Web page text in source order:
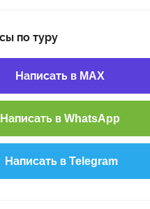
по туру
Написать в MAX
Написать в WhatsApp
Написать в Telegram